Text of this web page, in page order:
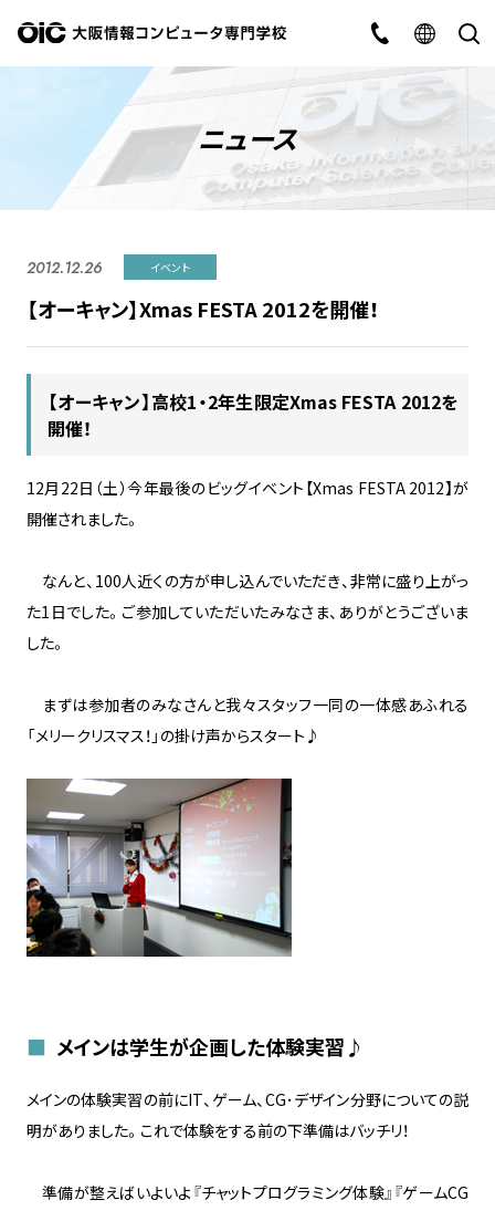
ニュース
2012.12.26 イベント
【オーキャン】Xmas FESTA 2012を開催！
【オーキャン】高校1・2年生限定Xmas FESTA 2012を
開催！
12月22日（土）今年最後のビッグイベント【Xmas FESTA 2012】が
開催されました。
なんと、100人近くの方が申し込んでいただき、非常に盛り上がっ
た1日でした。ご参加していただいたみなさま、ありがとうございま
した。
まずは参加者のみなさんと我々スタッフ一同の一体感あふれる
「メリークリスマス！」の掛け声からスタート♪
メインは学生が企画した体験実習♪
メインの体験実習の前にIT、ゲーム、CG･デザイン分野についての説
明がありました。これで体験をする前の下準備はバッチリ！
準備が整えばいよいよ『チャットプログラミング体験』『ゲームCG